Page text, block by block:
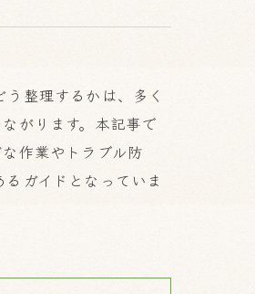
整理するかは、多く
がります。本記事で
作業やトラブル防
ガイドとなっていま